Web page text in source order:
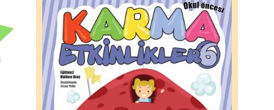
Yazarlar
Planlar
Öğretmen
Ebeveyn